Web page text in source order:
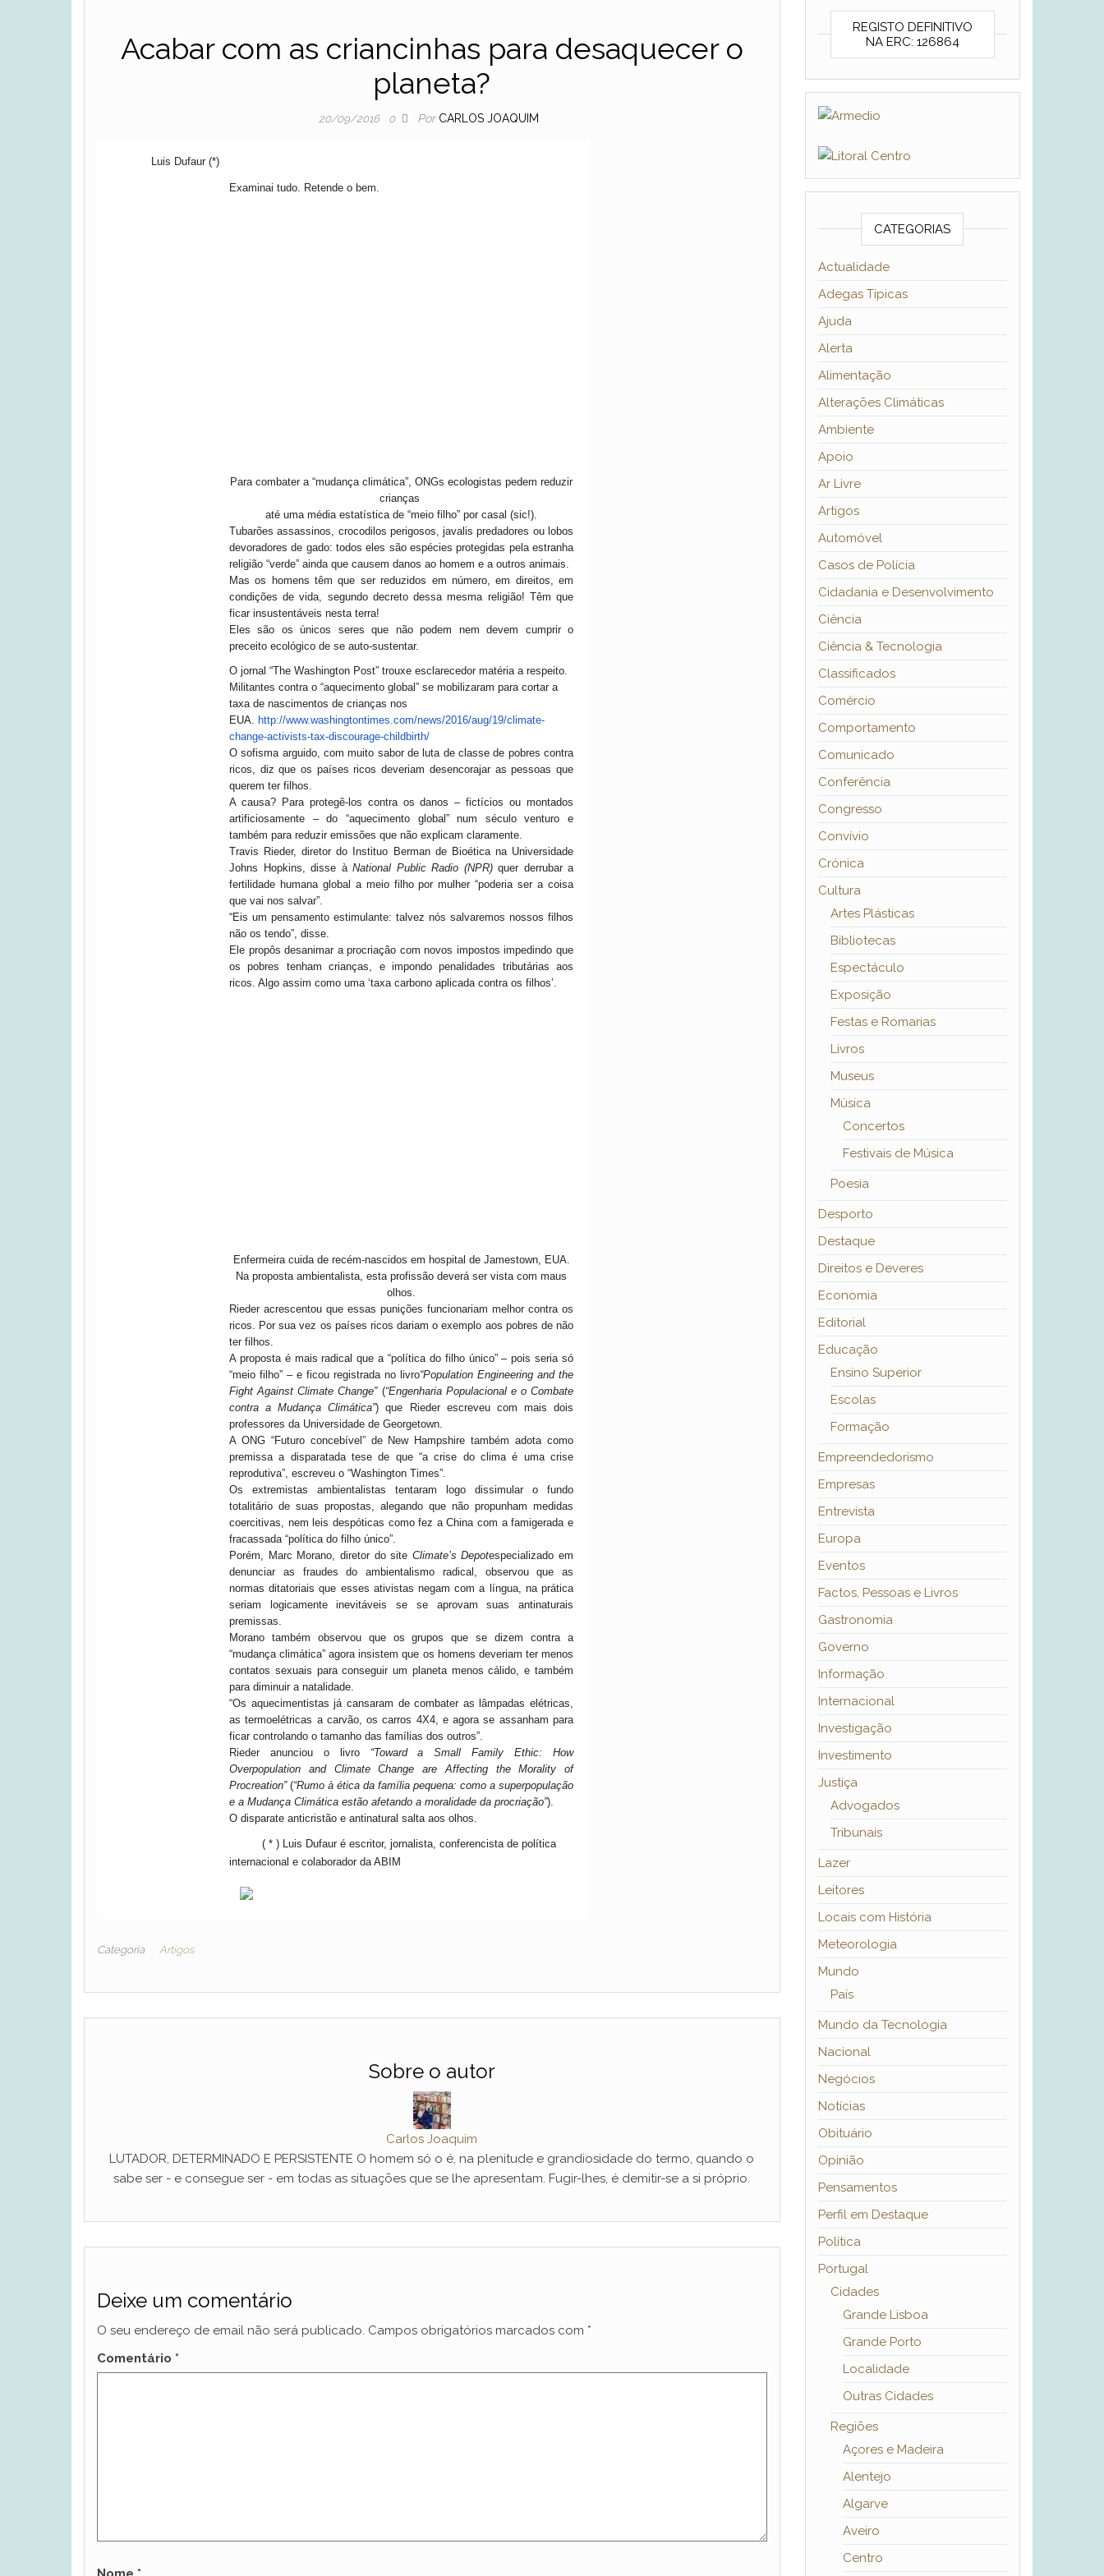
Acabar com as criancinhas para desaquecer o
planeta?
20/09/2016 0 Por CARLOS JOAQUIM
Luis Dufaur (*)
Examinai tudo. Retende o bem.
Para combater a “mudança climática”, ONGs ecologistas pedem reduzir
crianças
até uma média estatística de “meio filho” por casal (sic!).
Tubarões assassinos, crocodilos perigosos, javalis predadores ou lobos
devoradores de gado: todos eles são espécies protegidas pela estranha
religião “verde” ainda que causem danos ao homem e a outros animais.
Mas os homens têm que ser reduzidos em número, em direitos, em
condições de vida, segundo decreto dessa mesma religião! Têm que
ficar insustentáveis nesta terra!
Eles são os únicos seres que não podem nem devem cumprir o
preceito ecológico de se auto-sustentar.
O jornal “The Washington Post” trouxe esclarecedor matéria a respeito.
Militantes contra o “aquecimento global” se mobilizaram para cortar a
taxa de nascimentos de crianças nos
EUA. http://www.washingtontimes.com/news/2016/aug/19/climate-
change-activists-tax-discourage-childbirth/
O sofisma arguido, com muito sabor de luta de classe de pobres contra
ricos, diz que os países ricos deveriam desencorajar as pessoas que
querem ter filhos.
A causa? Para protegê-los contra os danos – fictícios ou montados
artificiosamente – do “aquecimento global” num século venturo e
também para reduzir emissões que não explicam claramente.
Travis Rieder, diretor do Instituo Berman de Bioética na Universidade
Johns Hopkins, disse à National Public Radio (NPR)quer derrubar a
fertilidade humana global a meio filho por mulher “poderia ser a coisa
que vai nos salvar”.
“Eis um pensamento estimulante: talvez nós salvaremos nossos filhos
não os tendo”, disse.
Ele propôs desanimar a procriação com novos impostos impedindo que
os pobres tenham crianças, e impondo penalidades tributárias aos
ricos. Algo assim como uma ‘taxa carbono aplicada contra os filhos’.
Enfermeira cuida de recém-nascidos em hospital de Jamestown, EUA.
Na proposta ambientalista, esta profissão deverá ser vista com maus
olhos.
Rieder acrescentou que essas punições funcionariam melhor contra os
ricos. Por sua vez os países ricos dariam o exemplo aos pobres de não
ter filhos.
A proposta é mais radical que a “política do filho único” – pois seria só
“meio filho” – e ficou registrada no livro“Population Engineering and the
Fight Against Climate Change” (“Engenharia Populacional e o Combate
contra a Mudança Climática”) que Rieder escreveu com mais dois
professores da Universidade de Georgetown.
A ONG “Futuro concebível” de New Hampshire também adota como
premissa a disparatada tese de que “a crise do clima é uma crise
reprodutiva”, escreveu o “Washington Times”.
Os extremistas ambientalistas tentaram logo dissimular o fundo
totalitário de suas propostas, alegando que não propunham medidas
coercitivas, nem leis despóticas como fez a China com a famigerada e
fracassada “política do filho único”.
Porém, Marc Morano, diretor do site Climate’s Depotespecializado em
denunciar as fraudes do ambientalismo radical, observou que as
normas ditatoriais que esses ativistas negam com a língua, na prática
seriam logicamente inevitáveis se se aprovam suas antinaturais
premissas.
Morano também observou que os grupos que se dizem contra a
“mudança climática” agora insistem que os homens deveriam ter menos
contatos sexuais para conseguir um planeta menos cálido, e também
para diminuir a natalidade.
“Os aquecimentistas já cansaram de combater as lâmpadas elétricas,
as termoelétricas a carvão, os carros 4X4, e agora se assanham para
ficar controlando o tamanho das famílias dos outros”.
Rieder anunciou o livro “Toward a Small Family Ethic: How
Overpopulation and Climate Change are Affecting the Morality of
Procreation”(“Rumo à ética da família pequena: como a superpopulação
e a Mudança Climática estão afetando a moralidade da procriação”).
O disparate anticristão e antinatural salta aos olhos.
( * ) Luis Dufaur é escritor, jornalista, conferencista de política
internacional e colaborador da ABIM
Categoria Artigos
Sobre o autor
Carlos Joaquim
LUTADOR, DETERMINADO E PERSISTENTE O homem só o é, na plenitude e grandiosidade do termo, quando o
sabe ser - e consegue ser - em todas as situações que se lhe apresentam. Fugir-lhes, é demitir-se a si próprio.
Deixe um comentário
O seu endereço de email não será publicado. Campos obrigatórios marcados com *
Comentário *
REGISTO DEFINITIVO
NA ERC: 126864
CATEGORIAS
Actualidade
Adegas Típicas
Ajuda
Alerta
Alimentação
Alterações Climáticas
Ambiente
Apoio
Ar Livre
Artigos
Automóvel
Casos de Polícia
Cidadania e Desenvolvimento
Ciência
Ciência & Tecnologia
Classificados
Comércio
Comportamento
Comunicado
Conferência
Congresso
Convívio
Crónica
Cultura
Artes Plásticas
Bibliotecas
Espectáculo
Exposição
Festas e Romarias
Livros
Museus
Música
Concertos
Festivais de Música
Poesia
Desporto
Destaque
Direitos e Deveres
Economia
Editorial
Educação
Ensino Superior
Escolas
Formação
Empreendedorismo
Empresas
Entrevista
Europa
Eventos
Factos, Pessoas e Livros
Gastronomia
Governo
Informação
Internacional
Investigação
Investimento
Justiça
Advogados
Tribunais
Lazer
Leitores
Locais com História
Meteorologia
Mundo
País
Mundo da Tecnologia
Nacional
Negócios
Notícias
Obituário
Opinião
Pensamentos
Perfil em Destaque
Política
Portugal
Cidades
Grande Lisboa
Grande Porto
Localidade
Outras Cidades
Regiões
Açores e Madeira
Alentejo
Algarve
Aveiro
Centro